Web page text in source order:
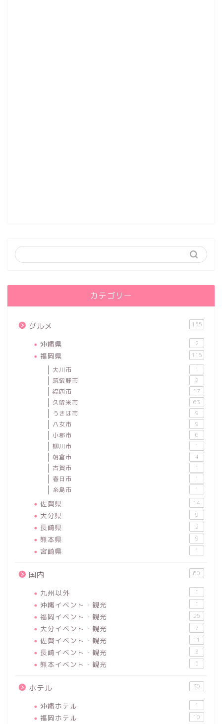
カテゴリー
グルメ 155
沖縄県 2
福岡県 116
大川市 1
筑紫野市 2
福岡市 17
久留米市 63
うきは市 9
八女市 9
小郡市 6
柳川市 1
朝倉市 4
古賀市 1
春日市 1
糸島市 1
佐賀県 14
大分県 9
長崎県 2
熊本県 9
宮崎県 1
国内 60
九州以外 1
沖縄イベント・観光 1
福岡イベント・観光 25
大分イベント・観光 7
佐賀イベント・観光 11
長崎イベント・観光 3
熊本イベント・観光 5
ホテル 30
沖縄ホテル 1
福岡ホテル 10